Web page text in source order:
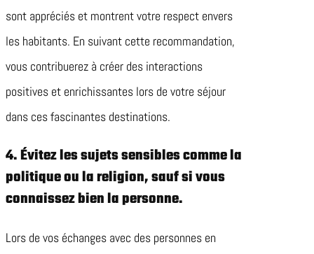
sont appréciés et montrent votre respect envers
les habitants. En suivant cette recommandation,
vous contribuerez à créer des interactions
positives et enrichissantes lors de votre séjour
dans ces fascinantes destinations.
4. Évitez les sujets sensibles comme la
politique ou la religion, sauf si vous
connaissez bien la personne.
Lors de vos échanges avec des personnes en